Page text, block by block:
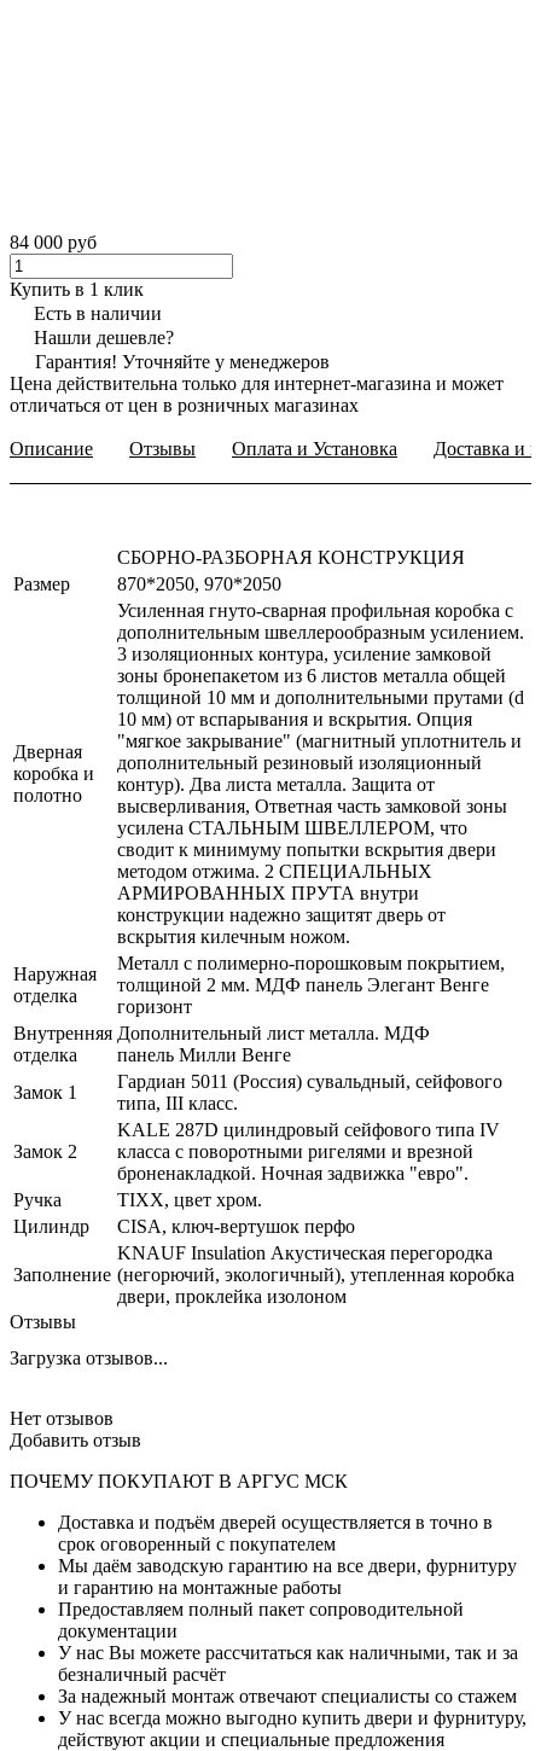
84 000 руб
Купить в 1 клик
Есть в наличии
Нашли дешевле?
Гарантия! Уточняйте у менеджеров
Цена действительна только для интернет-магазина и может
отличаться от цен в розничных магазинах
Описание Отзывы Оплата и Установка Доставка и
СБОРНО-РАЗБОРНАЯ КОНСТРУКЦИЯ
Размер
870*2050, 970*2050
Дверная
коробка и
полотно
Усиленная гнуто-сварная профильная коробка с
дополнительным швеллерообразным усилением.
3 изоляционных контура, усиление замковой
зоны бронепакетом из 6 листов металла общей
толщиной 10 мм и дополнительными прутами (d
10 мм) от вспарывания и вскрытия. Опция
"мягкое закрывание" (магнитный уплотнитель и
дополнительный резиновый изоляционный
контур). Два листа металла. Защита от
высверливания, Ответная часть замковой зоны
усилена СТАЛЬНЫМ ШВЕЛЛЕРОМ, что
сводит к минимуму попытки вскрытия двери
методом отжима. 2 СПЕЦИАЛЬНЫХ
АРМИРОВАННЫХ ПРУТА внутри
конструкции надежно защитят дверь от
вскрытия килечным ножом.
Наружная
отделка
Металл с полимерно-порошковым покрытием,
толщиной 2 мм. МДФ панель Элегант Венге
горизонт
Внутренняя
отделка
Дополнительный лист металла. МДФ
панель Милли Венге
Замок 1
Гардиан 5011 (Россия) сувальдный, сейфового
типа, III класс.
Замок 2
KALE 287D цилиндровый сейфового типа IV
класса с поворотными ригелями и врезной
броненакладкой. Ночная задвижка "евро".
Ручка
TIXX, цвет хром.
Цилиндр
CISA, ключ-вертушок перфо
Заполнение
KNAUF Insulation Акустическая перегородка
(негорючий, экологичный), утепленная коробка
двери, проклейка изолоном
Отзывы
Загрузка отзывов...
Нет отзывов
Добавить отзыв
ПОЧЕМУ ПОКУПАЮТ В АРГУС МСК
Доставка и подъём дверей осуществляется в точно в
срок оговоренный с покупателем
Мы даём заводскую гарантию на все двери, фурнитуру
и гарантию на монтажные работы
Предоставляем полный пакет сопроводительной
документации
У нас Вы можете рассчитаться как наличными, так и за
безналичный расчёт
За надежный монтаж отвечают специалисты со стажем
У нас всегда можно выгодно купить двери и фурнитуру,
действуют акции и специальные предложения